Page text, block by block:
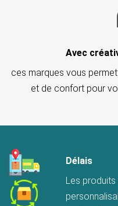
Avec
ces marques vous
et de confort pour
Délais
Les